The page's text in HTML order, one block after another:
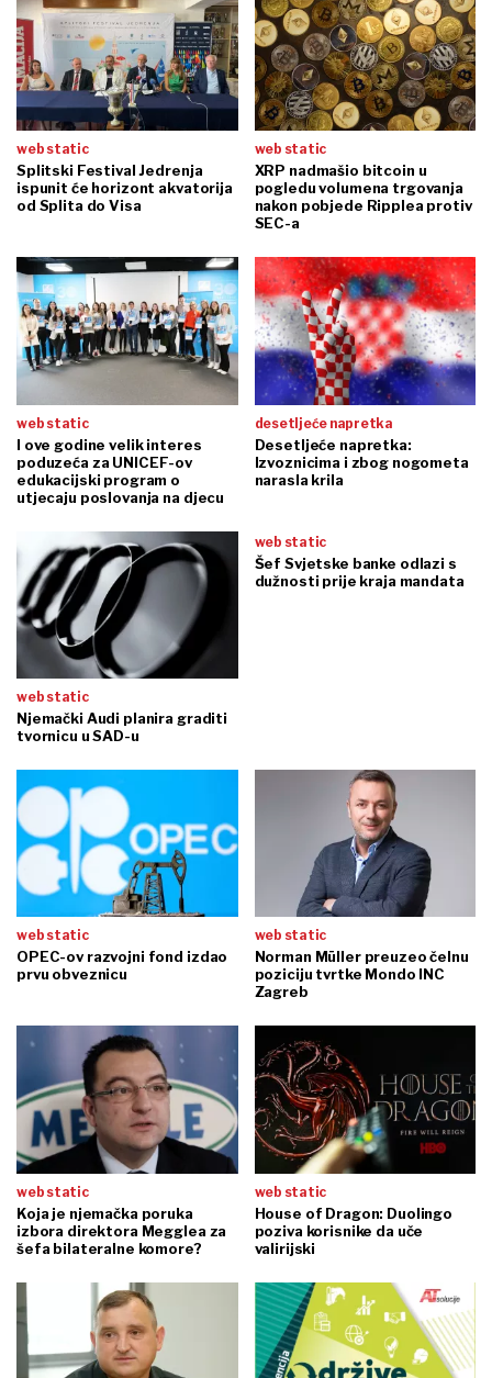
web static
Splitski Festival Jedrenja
ispunit će horizont akvatorija
od Splita do Visa
web static
XRP nadmašio bitcoin u
pogledu volumena trgovanja
nakon pobjede Ripplea protiv
SEC-a
web static
I ove godine velik interes
poduzeća za UNICEF-ov
edukacijski program o
utjecaju poslovanja na djecu
desetljeće napretka
Desetljeće napretka:
Izvoznicima i zbog nogometa
narasla krila
web static
Njemački Audi planira graditi
tvornicu u SAD-u
web static
Šef Svjetske banke odlazi s
dužnosti prije kraja mandata
web static
OPEC-ov razvojni fond izdao
prvu obveznicu
web static
Norman Müller preuzeo čelnu
poziciju tvrtke Mondo INC
Zagreb
web static
Koja je njemačka poruka
izbora direktora Megglea za
šefa bilateralne komore?
web static
House of Dragon: Duolingo
poziva korisnike da uče
valirijski